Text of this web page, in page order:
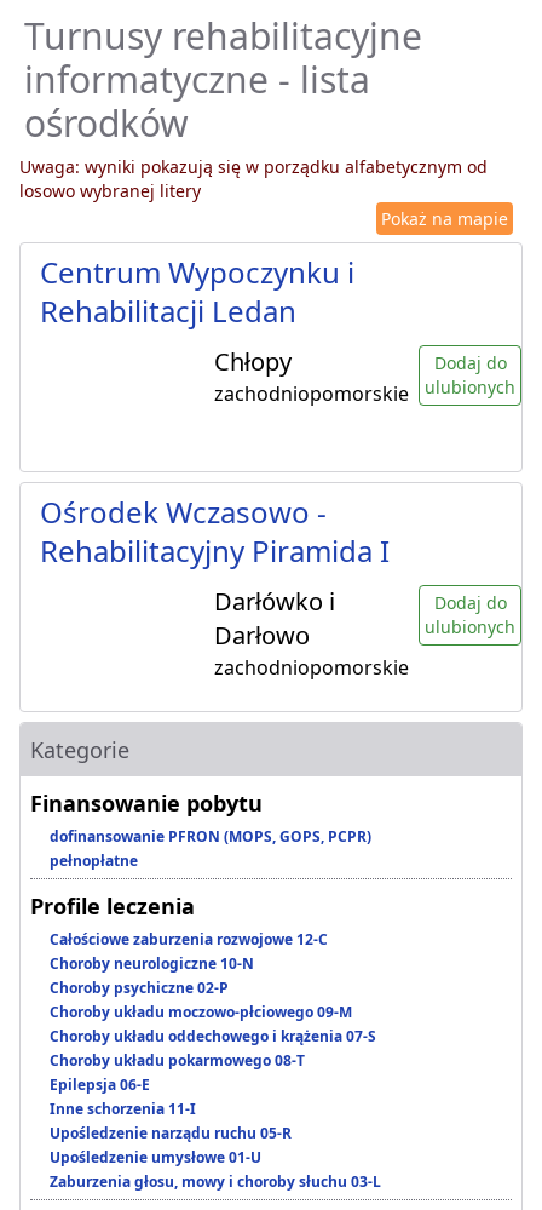
Turnusy rehabilitacyjne
informatyczne - lista
ośrodków
Uwaga: wyniki pokazują się w porządku alfabetycznym od
losowo wybranej litery
Pokaż na mapie
Centrum Wypoczynku i
Rehabilitacji Ledan
Chłopy
zachodniopomorskie
Dodaj do
ulubionych
Ośrodek Wczasowo -
Rehabilitacyjny Piramida I
Darłówko i
Darłowo
zachodniopomorskie
Dodaj do
ulubionych
Kategorie
Finansowanie pobytu
dofinansowanie PFRON (MOPS, GOPS, PCPR)
pełnopłatne
Profile leczenia
Całościowe zaburzenia rozwojowe 12-C
Choroby neurologiczne 10-N
Choroby psychiczne 02-P
Choroby układu moczowo-płciowego 09-M
Choroby układu oddechowego i krążenia 07-S
Choroby układu pokarmowego 08-T
Epilepsja 06-E
Inne schorzenia 11-I
Upośledzenie narządu ruchu 05-R
Upośledzenie umysłowe 01-U
Zaburzenia głosu, mowy i choroby słuchu 03-L